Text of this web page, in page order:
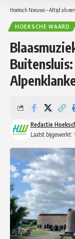
Hoeksch Nieuws – Altijd als
HOEKSCHE WAARD
Laatst bijgewerkt:
Redactie